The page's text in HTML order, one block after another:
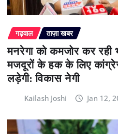
गढ़वाल ताज़ा खबर
मनरेगा को कमजोर कर रही
मजदूरों के हक के लिए
लड़ेगी: विकास नेगी
Kailash Joshi Jan 12,